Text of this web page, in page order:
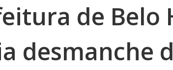
de Belo
desmanche